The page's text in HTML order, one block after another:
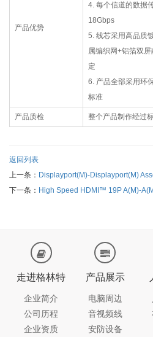
产品优势
4. 每个信道的数据
18Gbps
5. 线芯采用高品质
属编织网+铝箔双
定
6. 产品全部采用环
标准
产品质检 整个产品制作经过
返回列表
上一条： Displayport(M)-Displayport(M)
下一条： High Speed HDMI™ 19P A(M)-
走进格林特
企业简介
公司历程
企业资质
产品展示
电脑周边
音视频线
安防设备